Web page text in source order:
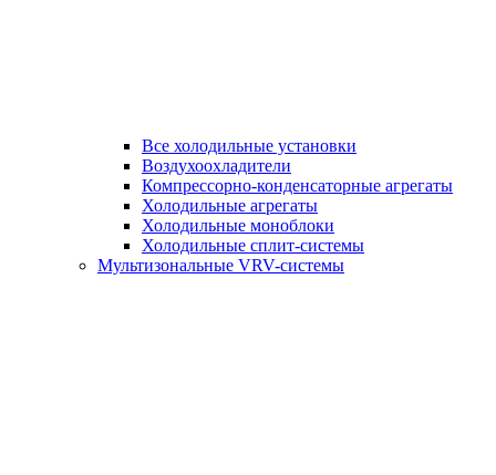
Все холодильные установки
Воздухоохладители
Компрессорно-конденсаторные агрегаты
Холодильные агрегаты
Холодильные моноблоки
Холодильные сплит-системы
Мультизональные VRV-системы